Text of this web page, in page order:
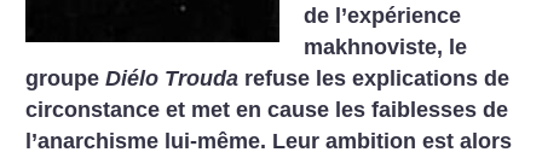
de l’expérience
makhnoviste, le
groupeDiélo Trouda refuse les explications de
circonstance et met en cause les faiblesses de
l’anarchisme lui-même. Leur ambition est alors